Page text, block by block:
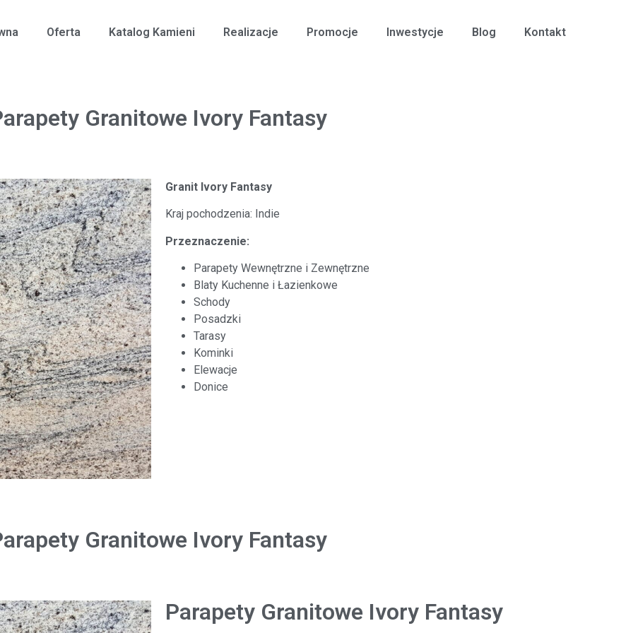
Oferta Katalog Kamieni Realizacje Promocje Inwestycje Blog Kontakt
Granitowe Ivory Fantasy
Granit Ivory Fantasy
Kraj pochodzenia: Indie
Przeznaczenie:
Parapety Wewnętrzne i Zewnętrzne
Blaty Kuchenne i Łazienkowe
Schody
Posadzki
Tarasy
Kominki
Elewacje
Donice
Granitowe Ivory Fantasy
Parapety Granitowe Ivory Fantasy